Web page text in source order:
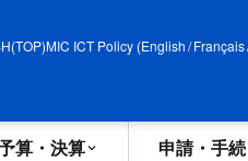
MIC ICT Policy (English/Français
算・決算 申請・手続